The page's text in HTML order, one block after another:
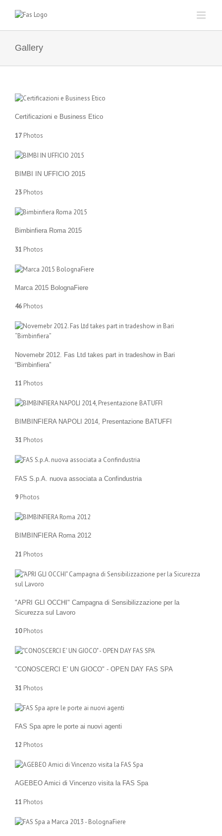
Gallery
Certificazioni e Business Etico
17 Photos
BIMBI IN UFFICIO 2015
23 Photos
Bimbinfiera Roma 2015
31 Photos
Marca 2015 BolognaFiere
46 Photos
Novemebr 2012. Fas Ltd takes part in tradeshow in Bari
“Bimbinfiera”
11 Photos
BIMBINFIERA NAPOLI 2014, Presentazione BATUFFI
31 Photos
FAS S.p.A. nuova associata a Confindustria
9 Photos
BIMBINFIERA Roma 2012
21 Photos
"APRI GLI OCCHI" Campagna di Sensibilizzazione per la
Sicurezza sul Lavoro
10Photos
"CONOSCERCI E' UN GIOCO" - OPEN DAY FAS SPA
31 Photos
FAS Spa apre le porte ai nuovi agenti
12 Photos
AGEBEO Amici di Vincenzo visita la FAS Spa
11 Photos